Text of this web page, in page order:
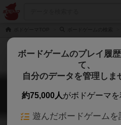
串の達人 / クシ
Kushi
ボードゲームのプレイ履
て、
自分のデータを管理しま
約75,000人がボドゲーマを
遊んだボードゲームを